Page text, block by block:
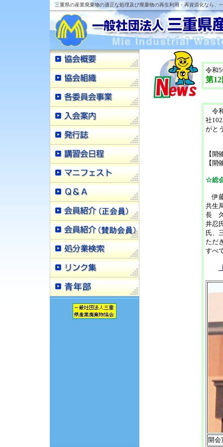
三重県の産業廃棄物の適正な処理及び廃棄物の再生利用・再資源化なら、
令和
第
令
社
がと
【
【
☆総
伊
共生
長 久
井忍
氏、
ただ
すべ
開会